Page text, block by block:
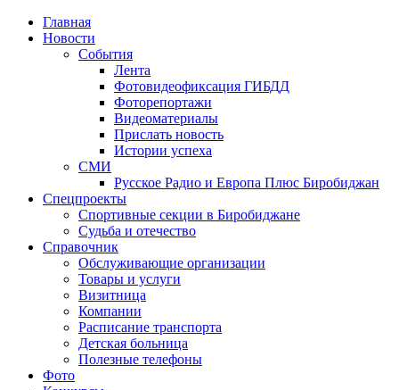
Главная
Новости
События
Лента
Фотовидеофиксация ГИБДД
Фоторепортажи
Видеоматериалы
Прислать новость
Истории успеха
СМИ
Русское Радио и Европа Плюс Биробиджан
Спецпроекты
Спортивные секции в Биробиджане
Судьба и отечество
Справочник
Обслуживающие организации
Товары и услуги
Визитница
Компании
Расписание транспорта
Детская больница
Полезные телефоны
Фото